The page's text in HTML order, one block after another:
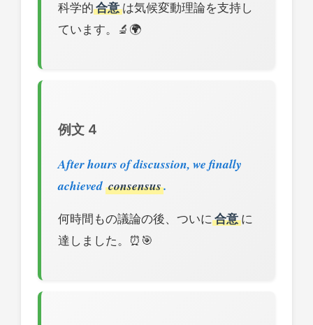
科学的 合意は気候変動理論を支持し
ています。🔬🌍
例文 4
After hours of discussion, we finally
achieved consensus.
何時間もの議論の後、ついに 合意に
達しました。⏰🎯